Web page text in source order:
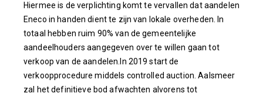
Hiermee is de verplichting komt te vervallen dat aandelen
Eneco in handen dient te zijn van lokale overheden. In
totaal hebben ruim 90% van de gemeentelijke
aandeelhouders aangegeven over te willen gaan tot
verkoop van de aandelen.In 2019 start de
verkoopprocedure middels controlled auction. Aalsmeer
zal het definitieve bod afwachten alvorens tot